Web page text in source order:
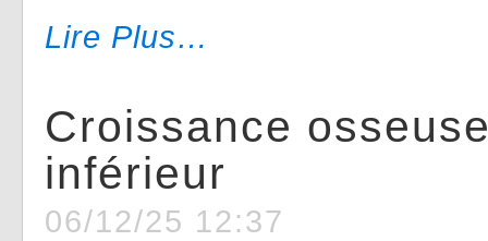
Lire Plus…
Croissance
inférieur
06/12/25 12:37